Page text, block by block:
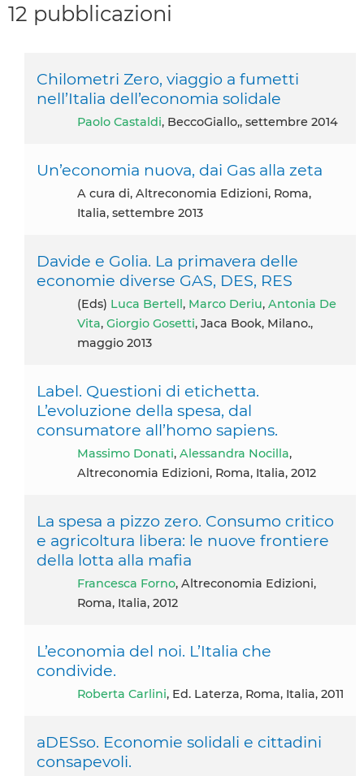
12 pubblicazioni
Chilometri Zero, viaggio a fumetti
nell’Italia dell’economia solidale
Paolo Castaldi, BeccoGiallo,, settembre 2014
Un’economia nuova, dai Gas alla zeta
A cura di, Altreconomia Edizioni, Roma,
Italia, settembre 2013
Davide e Golia. La primavera delle
economie diverse GAS, DES, RES
(eds) Luca Bertell, Marco Deriu, Antonia De
Vita, Giorgio Gosetti, Jaca Book, Milano.,
maggio 2013
Label. Questioni di etichetta.
L’evoluzione della spesa, dal
consumatore all’homo sapiens.
Massimo Donati, Alessandra Nocilla,
Altreconomia Edizioni, Roma, Italia, 2012
La spesa a pizzo zero. Consumo critico
e agricoltura libera: le nuove frontiere
della lotta alla mafia
Francesca Forno, Altreconomia Edizioni,
Roma, Italia, 2012
L’economia del noi. L’Italia che
condivide.
Roberta Carlini, Ed. Laterza, Roma, Italia, 2011
aDESso. Economie solidali e cittadini
consapevoli.